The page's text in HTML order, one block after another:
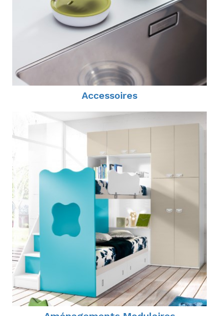
Accessoires